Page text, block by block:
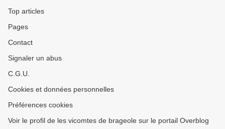
Top articles
Pages
Contact
Signaler un abus
C.G.U.
Cookies et données personnelles
Préférences cookies
Voir le profil de les vicomtes de brageole sur le portail Overblog